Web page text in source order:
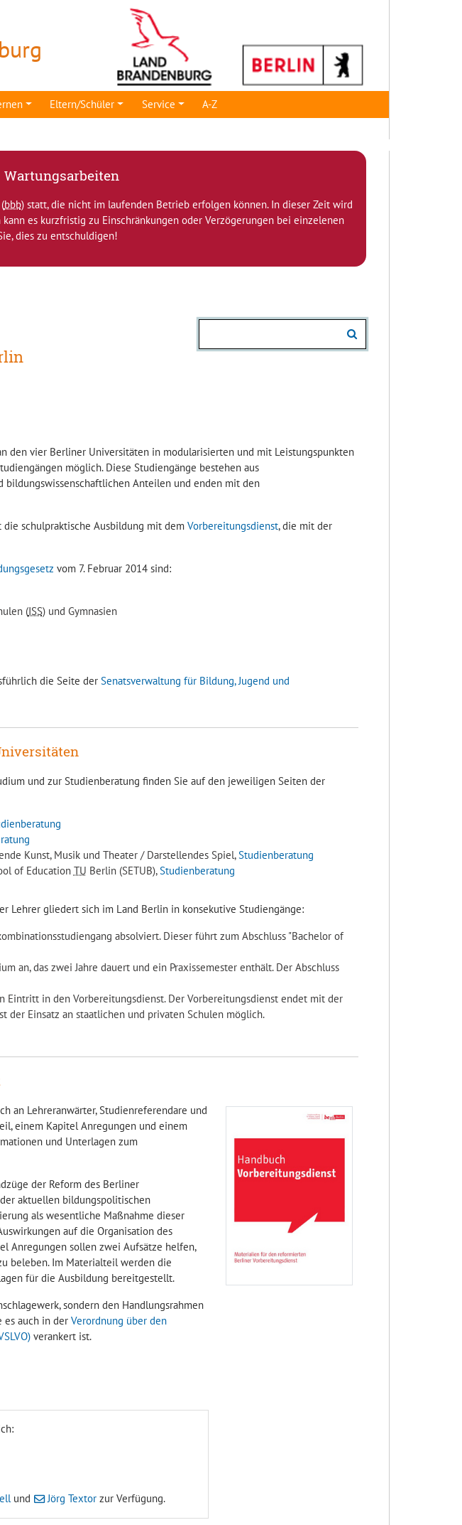
Eltern/Schüler Service A-Z
bbb) statt, die nicht im laufenden Betrieb erfolgen können. In dieser Zeit wird
es kurzfristig zu Einschränkungen oder Verzögerungen bei einzelenen
dies zu entschuldigen!
den vier Berliner Universitäten in modularisierten und mit Leistungspunkten
möglich. Diese Studiengänge bestehen aus
bildungswissenschaftlichen Anteilen und enden mit den
schulpraktische Ausbildung mit dem Vorbereitungsdienst, die mit der
vom 7. Februar 2014 sind:
(ISS) und Gymnasien
die Seite der Senatsverwaltung für Bildung, Jugend und
und zur Studienberatung finden Sie auf den jeweiligen Seiten der
Kunst, Musik und Theater / Darstellendes Spiel,Studienberatung
of Education TU Berlin (SETUB),Studienberatung
Lehrer gliedert sich im Land Berlin in konsekutive Studiengänge:
absolviert. Dieser führt zum Abschluss "Bachelor of
an, das zwei Jahre dauert und ein Praxissemester enthält. Der Abschluss
Eintritt in den Vorbereitungsdienst. Der Vorbereitungsdienst endet mit der
der Einsatz an staatlichen und privaten Schulen möglich.
an Lehreranwärter, Studienreferendare und
einem Kapitel Anregungen und einem
und Unterlagen zum
der Reform des Berliner
aktuellen bildungspolitischen
als wesentliche Maßnahme dieser
auf die Organisation des
Anregungen sollen zwei Aufsätze helfen,
beleben. Im Materialteil werden die
für die Ausbildung bereitgestellt.
sondern den Handlungsrahmen
es auch in der Verordnung über den
verankert ist.
und Jörg Textor zur Verfügung.